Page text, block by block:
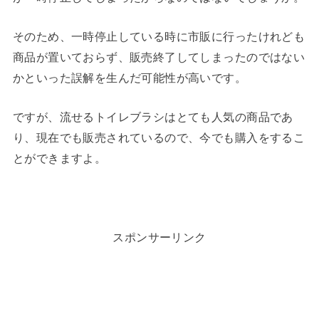
そのため、一時停止している時に市販に行ったけれども
商品が置いておらず、販売終了してしまったのではない
かといった誤解を生んだ可能性が高いです。
ですが、流せるトイレブラシはとても人気の商品であ
り、現在でも販売されているので、今でも購入をするこ
とができますよ。
スポンサーリンク